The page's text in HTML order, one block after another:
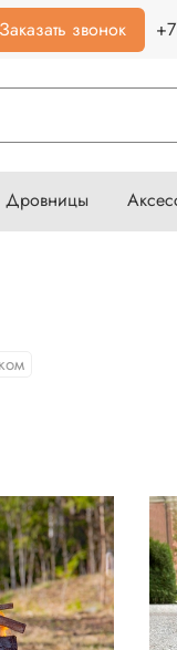
Заказать звонок
Дровницы